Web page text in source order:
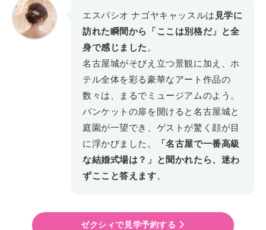
エスパシオ ナゴヤキャッスルは 見学に
訪れた瞬間から「ここは別格だ」と全
身で感じました 。
名古屋城がそびえ立つ景観に加え、ホ
テル全体を彩る豪華なアート作品の
数々は、まるでミュージアムのよう。
バンケットの扉を開けると名古屋城と
庭園が一望でき、ゲストが驚く顔が目
に浮かびました。
「名古屋で一番高級
な結婚式場は？」と聞かれたら、迷わ
ずここと答えます。
ゼクシィで見学予約する